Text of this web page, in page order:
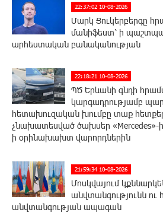
22:37:02 10-08-2026
Մարկ Ցուկերբերգը
մանիֆեստ՝ ի
արհեստական բանականության
22:18:21 10-08-2026
ՊԾ Երևանի գնդի
կարգադրությամբ
հետախուզական խումբը տաք
չնախատեսված ծախսեր «Mercedes»-
ի օրինախախտ վարորդներին
21:59:34 10-08-2026
Մոսկվայում
անվտանգությունն
անվտանգության ապագան